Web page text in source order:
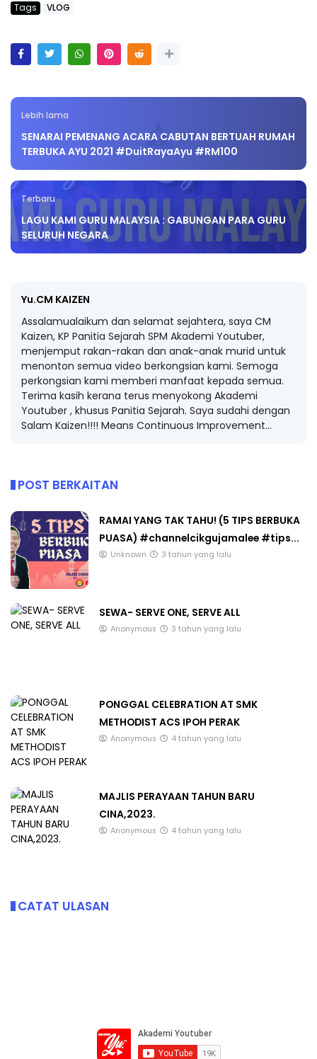
Tags VLOG
Lebih lama
SENARAI PEMENANG ACARA CABUTAN BERTUAH RUMAH
TERBUKA AYU 2021 #DuitRayaAyu #RM100
Terbaru
LAGU KAMI GURU MALAYSIA : GABUNGAN PARA GURU
SELURUH NEGARA
Yu.CM KAIZEN
Assalamualaikum dan selamat sejahtera, saya CM
Kaizen, KP Panitia Sejarah SPM Akademi Youtuber,
menjemput rakan-rakan dan anak-anak murid untuk
menonton semua video berkongsian kami. Semoga
perkongsian kami memberi manfaat kepada semua.
Terima kasih kerana terus menyokong Akademi
Youtuber , khusus Panitia Sejarah. Saya sudahi dengan
Salam Kaizen!!!! Means Continuous Improvement...
POST BERKAITAN
RAMAI YANG TAK TAHU! (5 TIPS BERBUKA
PUASA) #channelcikgujamalee #tips...
Unknown 3 tahun yang lalu
SEWA- SERVE ONE, SERVE ALL
Anonymous 3 tahun yang lalu
PONGGAL CELEBRATION AT SMK
METHODIST ACS IPOH PERAK
Anonymous 4 tahun yang lalu
MAJLIS PERAYAAN TAHUN BARU
CINA,2023.
Anonymous 4 tahun yang lalu
CATAT ULASAN